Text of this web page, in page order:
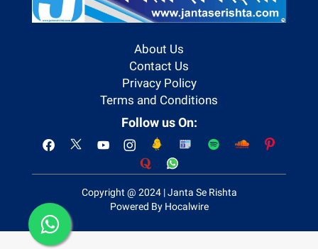
About Us
Contact Us
Privacy Policy
Terms and Conditions
Follow us On:
Copyright @ 2024 | Janta Se Rishta
Powered By Hocalwire